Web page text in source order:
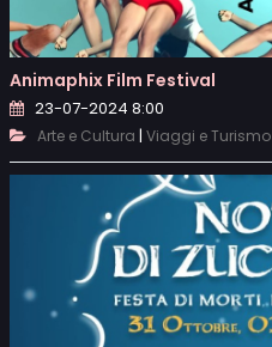
Animaphix Film Festival
23-07-2024 8:00
Arte e Cultura | Viaggi e Turismo